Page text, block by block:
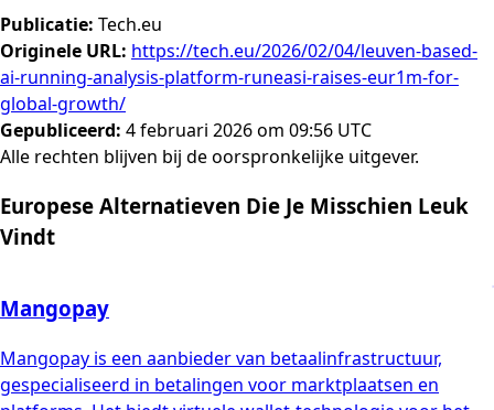
Publicatie: Tech.eu
Originele URL: https://tech.eu/2026/02/04/leuven-based-
ai-running-analysis-platform-runeasi-raises-eur1m-for-
global-growth/
Gepubliceerd: 4 februari 2026 om 09:56 UTC
Alle rechten blijven bij de oorspronkelijke uitgever.
Europese Alternatieven Die Je Misschien Leuk
Vindt
Mangopay
Mangopay is een aanbieder van betaalinfrastructuur,
gespecialiseerd in betalingen voor marktplaatsen en